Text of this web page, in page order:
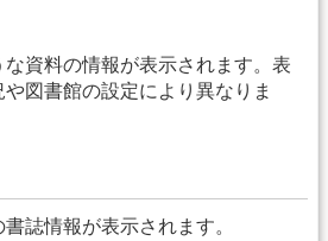
資料の情報が表示されます。表
図書館の設定により異なりま
書誌情報が表示されます。